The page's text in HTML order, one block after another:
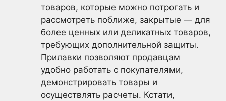
товаров, которые можно потрогать и
рассмотреть поближе, закрытые — для
более ценных или деликатных товаров,
требующих дополнительной защиты.
Прилавки позволяют продавцам
удобно работать с покупателями,
демонстрировать товары и
осуществлять расчеты. Кстати,